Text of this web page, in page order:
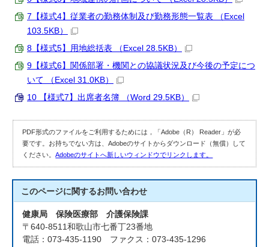
7【様式4】従業者の勤務体制及び勤務形態一覧表 （Excel
103.5KB）
8【様式5】用地総括表 （Excel 28.5KB）
9【様式6】関係部署・機関との協議状況及び今後の予定につ
いて （Excel 31.0KB）
10 【様式7】出席者名簿 （Word 29.5KB）
PDF形式のファイルをご利用するためには，「Adobe（R） Reader」が必
要です。お持ちでない方は、Adobeのサイトからダウンロード（無償）して
ください。Adobeのサイトへ新しいウィンドウでリンクします。
このページに関するお問い合わせ
健康局 保険医療部 介護保険課
〒640-8511和歌山市七番丁23番地
電話：073-435-1190 ファクス：073-435-1296